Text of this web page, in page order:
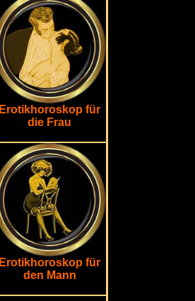
Erotikhoroskop für
die Frau
Erotikhoroskop für
den Mann